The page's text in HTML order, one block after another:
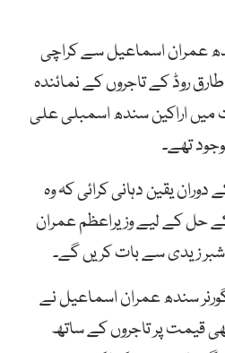
عمران اسماعیل سے کراچی
روڈ کے تاجروں کے نمائندہ
میں اراکین سندھ اسمبلی علی
تھے۔
یقین دہانی کرائی کہ وہ
حل کے لیے وزیراعظم عمران
شبر زیدی سے بات کریں گے۔
سندھ عمران اسماعیل نے
قیمت پر تاجروں کے ساتھ